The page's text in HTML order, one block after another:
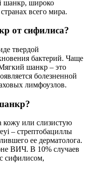
шанкр, широко
всего мира.
от сифилиса?
твердой
бактерий. Чаще
шанкр – это
болезненной
лимфоузлов.
кожу или слизистую
– стрептобациллы
ее дерматолога.
ВИЧ. В 10% случаев
сифилисом,